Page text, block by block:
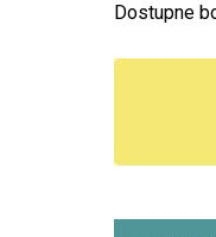
Dostupne